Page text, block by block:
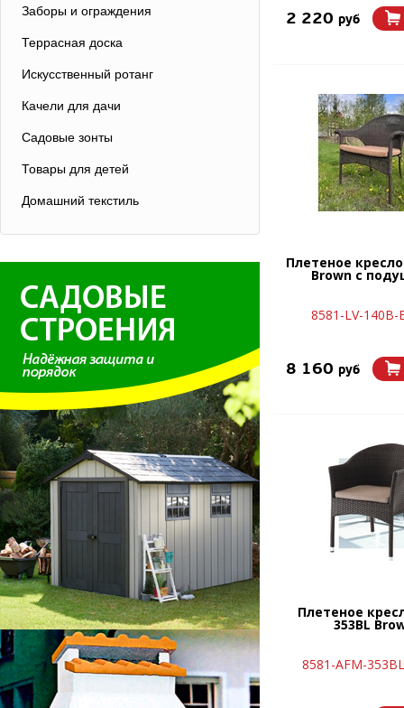
Заборы и ограждения
Террасная доска
Искусственный ротанг
Качели для дачи
Садовые зонты
Товары для детей
Домашний текстиль
2 220 руб
Плетеное кресло
Brown с
8581-LV-140B-
8 160 руб
Плетеное
353BL
8581-AFM-